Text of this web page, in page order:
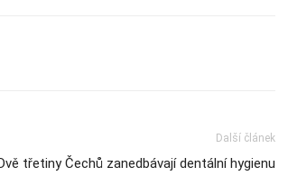
Další článek
třetiny Čechů zanedbávají dentální hygienu